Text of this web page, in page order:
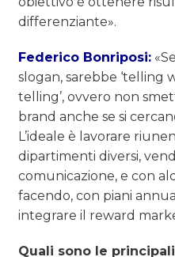
differenziante».
Federico Bonriposi:
slogan, sarebbe ‘telling
telling’, ovvero non
brand anche se si
L’ideale è lavorare
dipartimenti diversi,
comunicazione, e con
facendo, con piani
integrare il reward
Quali sono le